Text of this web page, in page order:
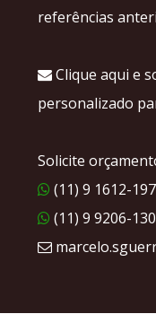
referências
Clique aqui e
personalizado
Solicite
(11) 9 1612-
(11) 9 9206-